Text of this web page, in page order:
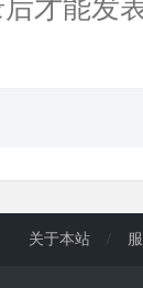
关于本站 /